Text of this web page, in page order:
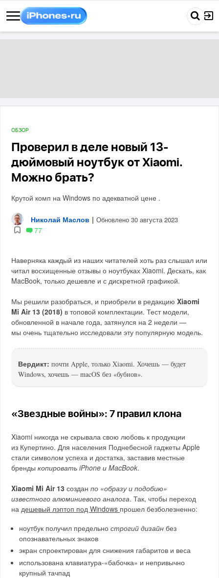
ОБЗОР
Проверил в деле новый 13-
дюймовый ноутбук от Xiaomi.
Можно брать?
Крутой комп на Windows по адекватной цене .
Николай Маслов | Обновлено 30 августа 2023
77
Наверняка каждый из наших читателей хоть раз слышал или
читал восхищенные отзывы о ноутбуках Xiaomi. Дескать, как
MacBook, только дешевле и с дискретной графикой.
Мы решили разобраться, и приобрели в редакциюXiaomi
Mi Air 13 (2018) в топовой комплектации. Тест модели,
обновленной в начале года, затянулся на 2 недели —
мы очень тщательно исследовали эту популярную модель.
Вердикт: почти Apple, только Xiaomi. Хочешь — будет
Windows, хочешь — macOS без «бубнов».
«Звездные войны»: 7 правил клона
Xiaomi никогда не скрывала свою любовь к продукции
из Купертино. Для населения Поднебесной гаджеты Apple
стали символом успеха и достатка, заставив местные
брендыкопировать iPhone и MacBook.
Xiaomi Mi Air 13 созданпо «образу и подобию»
известного алюминиевого аналога. Так, чтобы переход
на дешевый лэптоп под Windows прошел безболезненно:
ноутбук получил предельнострогий дизайн без
опознавательных знаков
экран спроектирован для снижения габаритов и веса
использована клавиатура-«бабочка» и непривычно
крупный тачпад